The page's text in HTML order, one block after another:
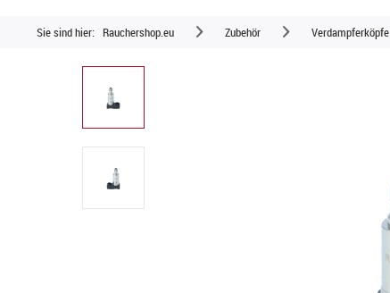
Sie sind hier: Rauchershop.eu Zubehör Verdampferköpfe